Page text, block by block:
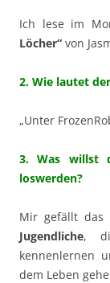
Ich lese im
Löcher“ von
2. Wie lautet
„Unter
3. Was willst
loswerden?
Mir gefällt das
Jugendliche,
kennenlernen
dem Leben